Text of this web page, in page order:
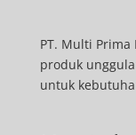
PT. Multi
produk
untuk